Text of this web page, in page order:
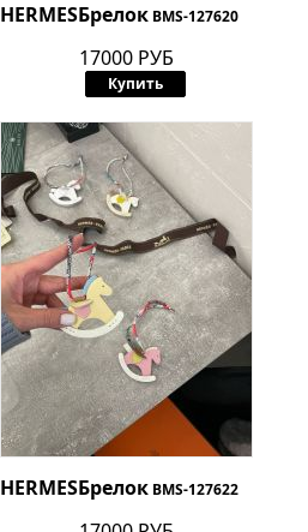
Брелок
HERMES BMS-127620
17000 РУБ
Купить
Брелок
HERMES BMS-127622